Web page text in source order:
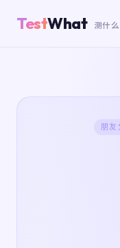
TestWhat 测什么
朋